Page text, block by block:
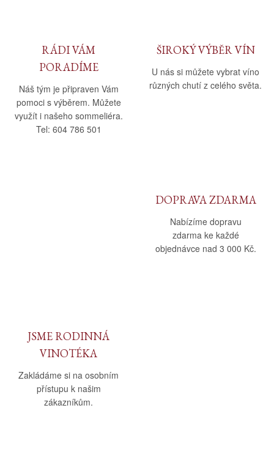
RÁDI VÁM
PORADÍME
Náš tým je připraven Vám
pomoci s výběrem. Můžete
využít i našeho sommeliéra.
Tel: 604 786 501
ŠIROKÝ VÝBĚR VÍN
U nás si můžete vybrat víno
různých chutí z celého světa.
DOPRAVA ZDARMA
Nabízíme dopravu
zdarma ke každé
objednávce nad 3 000 Kč.
JSME RODINNÁ
VINOTÉKA
Zakládáme si na osobním
přístupu k našim
zákazníkům.